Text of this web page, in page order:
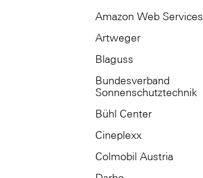
Amazon Web Services
Artweger
Blaguss
Bundesverband
Sonnenschutztechnik
Bühl Center
Cineplexx
Colmobil Austria